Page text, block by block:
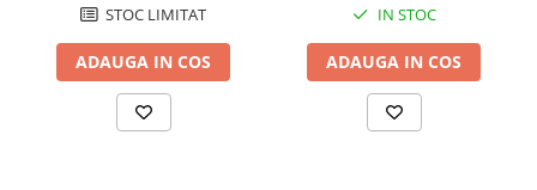
Convertor Analog-Digital
Cutie de jonctiune
STOC LIMITAT
ADAUGA IN COS
IN STOC
ADAUGA IN COS